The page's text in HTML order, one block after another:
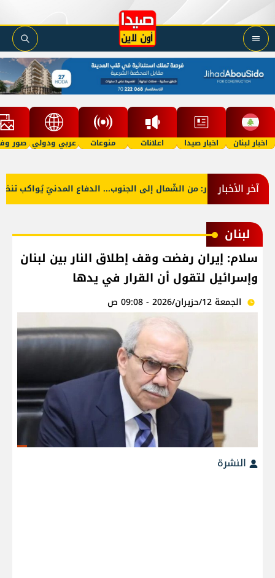
اخبار لبنان اخبار صيدا اعلانات منوعات عربي ودولي صور
آخر الأخبار
بالصّور: من الشّمال إلى الجنوب... الدفاع المدنيّ يُواكب
لبنان
سلام: إيران رفضت وقف إطلاق النار بين لبنان
وإسرائيل لتقول أن القرار في يدها
الجمعة 12/حزيران/2026 - 09:08 ص
النشرة